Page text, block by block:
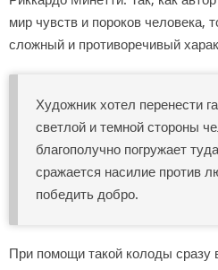
мир чувств и пороков человека,
сложный и противоречивый
Художник хотел перенести
светлой и темной стороны
благополучно погружает
сражается насилие против
победить добро.
При помощи такой колоды сразу